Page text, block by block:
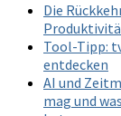
Die
Tool-Tipp:
entdecken
AI und
mag und